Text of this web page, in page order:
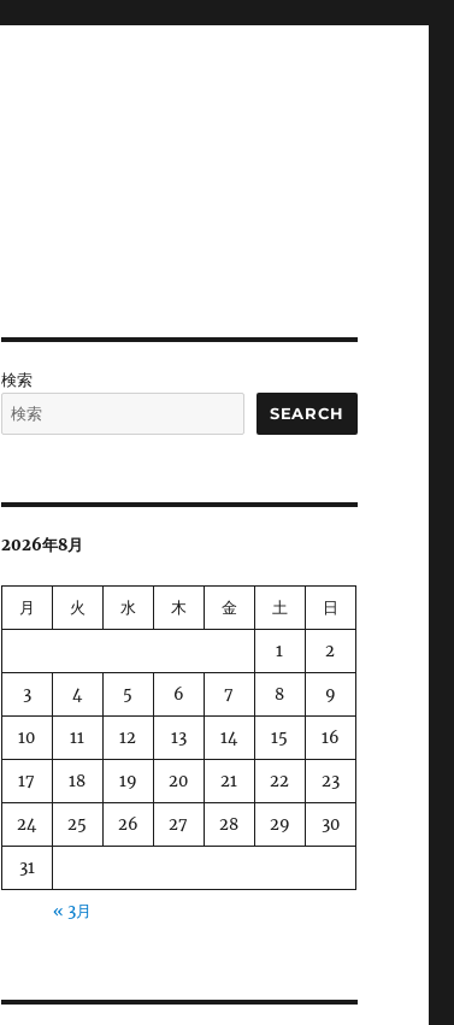
検索
SEARCH
2026年8月
月 火 水 木 金 土 日
1 2
3 4 5 6 7 8 9
10 11 12 13 14 15 16
17 18 19 20 21 22 23
24 25 26 27 28 29 30
31
« 3月